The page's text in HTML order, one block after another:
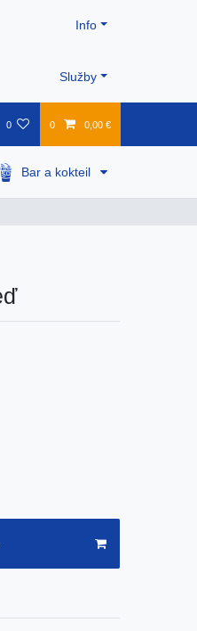
Info
Služby
0 0 0,00 €
Bar a kokteil